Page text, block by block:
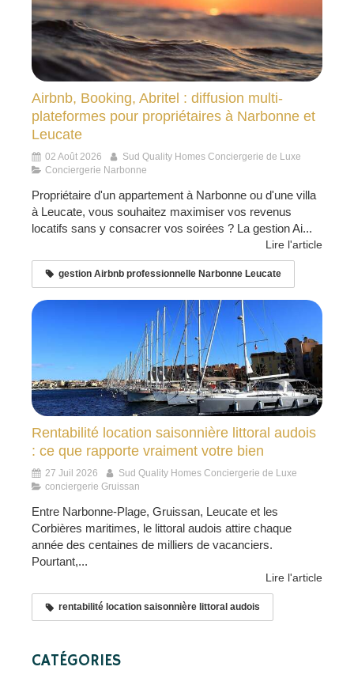
Airbnb, Booking, Abritel : diffusion multi-
plateformes pour propriétaires à Narbonne et
Leucate
02 Août 2026
Sud Quality Homes Conciergerie de Luxe
Conciergerie Narbonne
Propriétaire d'un appartement à Narbonne ou d'une villa
à Leucate, vous souhaitez maximiser vos revenus
locatifs sans y consacrer vos soirées ? La gestion Ai...
Lire l'article
gestion Airbnb professionnelle Narbonne Leucate
Rentabilité location saisonnière littoral audois
: ce que rapporte vraiment votre bien
27 Juil 2026
Sud Quality Homes Conciergerie de Luxe
conciergerie Gruissan
Entre Narbonne-Plage, Gruissan, Leucate et les
Corbières maritimes, le littoral audois attire chaque
année des centaines de milliers de vacanciers.
Pourtant,...
Lire l'article
rentabilité location saisonnière littoral audois
CATÉGORIES